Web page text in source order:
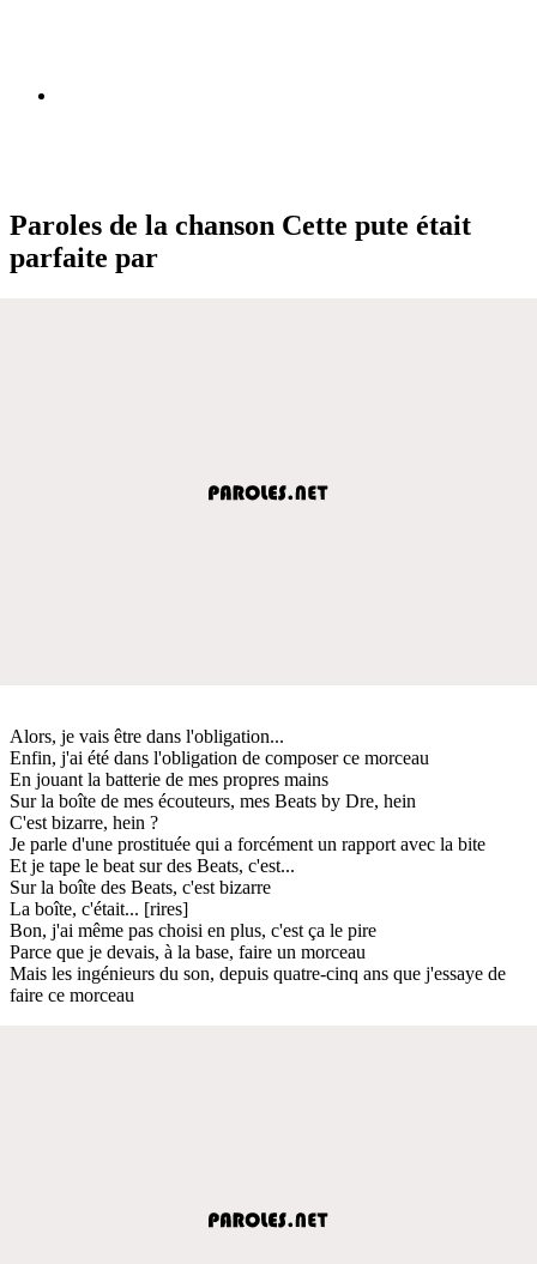
Paroles de la chanson Cette pute était
parfaite par
Alors, je vais être dans l'obligation...
Enfin, j'ai été dans l'obligation de composer ce morceau
En jouant la batterie de mes propres mains
Sur la boîte de mes écouteurs, mes Beats by Dre, hein
C'est bizarre, hein ?
Je parle d'une prostituée qui a forcément un rapport avec la bite
Et je tape le beat sur des Beats, c'est...
Sur la boîte des Beats, c'est bizarre
La boîte, c'était... [rires]
Bon, j'ai même pas choisi en plus, c'est ça le pire
Parce que je devais, à la base, faire un morceau
Mais les ingénieurs du son, depuis quatre-cinq ans que j'essaye de
faire ce morceau